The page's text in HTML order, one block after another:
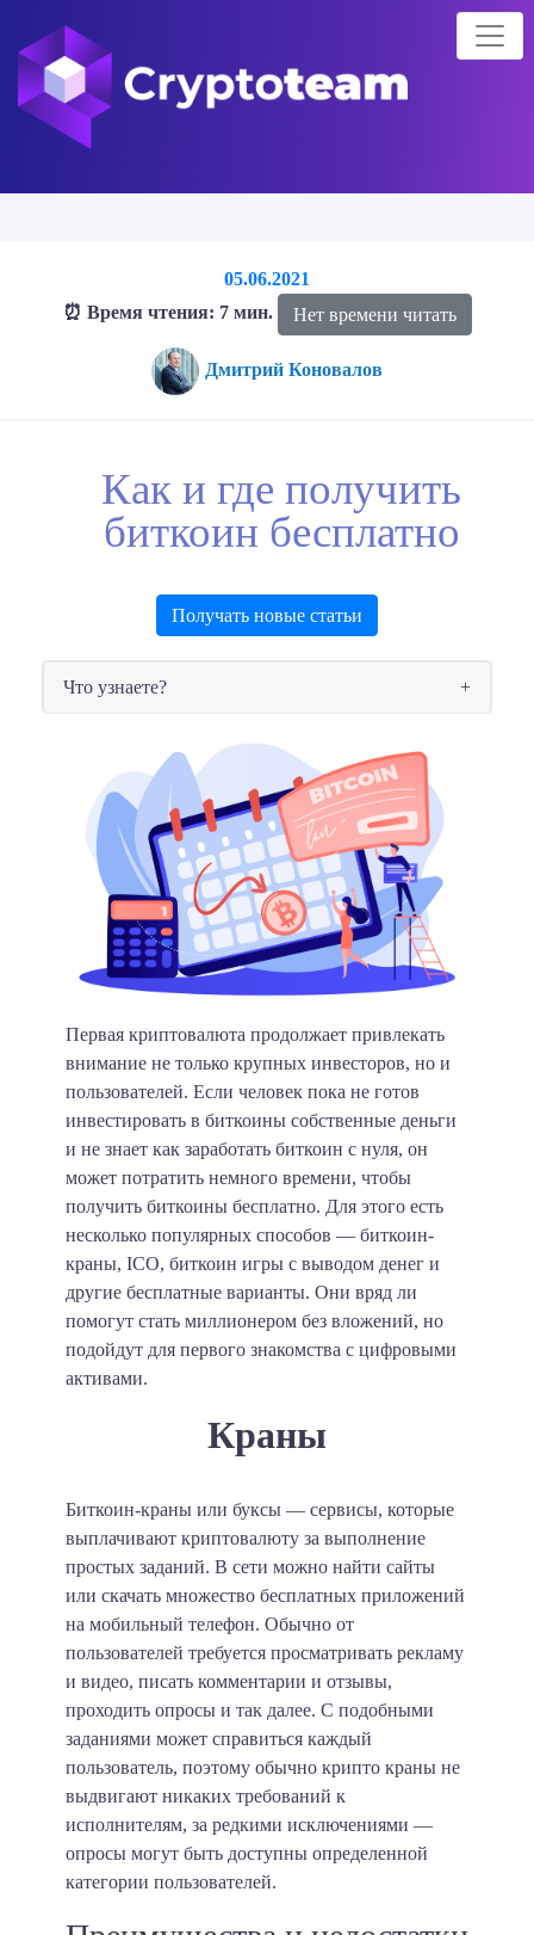
05.06.2021
⏰ Время чтения: 7 мин.
Нет времени читать
Дмитрий Коновалов
получить биткоин бесплатно
Как и где получить
биткоин бесплатно
Получать новые статьи
Что узнаете?
Первая криптовалюта продолжает привлекать
внимание не только крупных инвесторов, но и
пользователей. Если человек пока не готов
инвестировать в биткоины собственные деньги
и не знает как заработать биткоин с нуля, он
может потратить немного времени, чтобы
получить биткоины бесплатно. Для этого есть
несколько популярных способов — биткоин-
краны, ICO, биткоин игры с выводом денег и
другие бесплатные варианты. Они вряд ли
помогут стать миллионером без вложений, но
подойдут для первого знакомства с цифровыми
активами.
Краны
Биткоин-краны или буксы — сервисы, которые
выплачивают криптовалюту за выполнение
простых заданий. В сети можно найти сайты
или скачать множество бесплатных приложений
на мобильный телефон. Обычно от
пользователей требуется просматривать рекламу
и видео, писать комментарии и отзывы,
проходить опросы и так далее. С подобными
заданиями может справиться каждый
пользователь, поэтому обычно крипто краны не
выдвигают никаких требований к
исполнителям, за редкими исключениями —
опросы могут быть доступны определенной
категории пользователей.